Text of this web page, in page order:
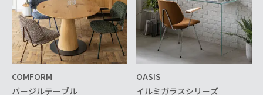
COMFORM
バージルテーブル
OASIS
イルミガラスシリーズ